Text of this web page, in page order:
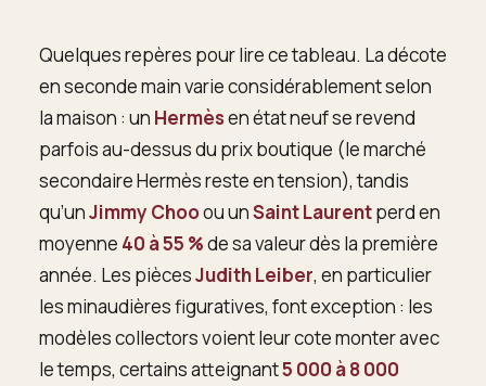
Quelques repères pour lire ce tableau. La décote
en seconde main varie considérablement selon
la maison : un Hermèsen état neuf se revend
parfois au-dessus du prix boutique (le marché
secondaire Hermès reste en tension), tandis
qu’unJimmy Chooou unSaint Laurentperd en
moyenne 40 à 55 %de sa valeur dès la première
année. Les piècesJudith Leiber, en particulier
les minaudières figuratives, font exception : les
modèles collectors voient leur cote monter avec
le temps, certains atteignant5 000 à 8 000